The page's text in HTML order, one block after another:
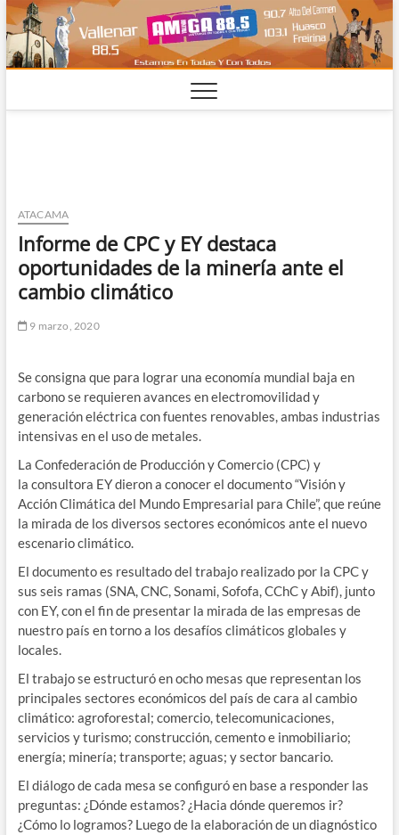
Saltar
al
contenido
ATACAMA
Informe de CPC y EY destaca
oportunidades de la minería ante el
cambio climático
9 marzo, 2020
Se consigna que para lograr una economía mundial baja en
carbono se requieren avances en electromovilidad y
generación eléctrica con fuentes renovables, ambas industrias
intensivas en el uso de metales.
La Confederación de Producción y Comercio (CPC) y
la consultora EY dieron a conocer el documento “Visión y
Acción Climática del Mundo Empresarial para Chile”, que reúne
la mirada de los diversos sectores económicos ante el nuevo
escenario climático.
El documento es resultado del trabajo realizado por la CPC y
sus seis ramas (SNA, CNC, Sonami, Sofofa, CChC y Abif), junto
con EY, con el fin de presentar la mirada de las empresas de
nuestro país en torno a los desafíos climáticos globales y
locales.
El trabajo se estructuró en ocho mesas que representan los
principales sectores económicos del país de cara al cambio
climático: agroforestal; comercio, telecomunicaciones,
servicios y turismo; construcción, cemento e inmobiliario;
energía; minería; transporte; aguas; y sector bancario.
El diálogo de cada mesa se configuró en base a responder las
preguntas: ¿Dónde estamos? ¿Hacia dónde queremos ir?
¿Cómo lo logramos? Luego de la elaboración de un diagnóstico